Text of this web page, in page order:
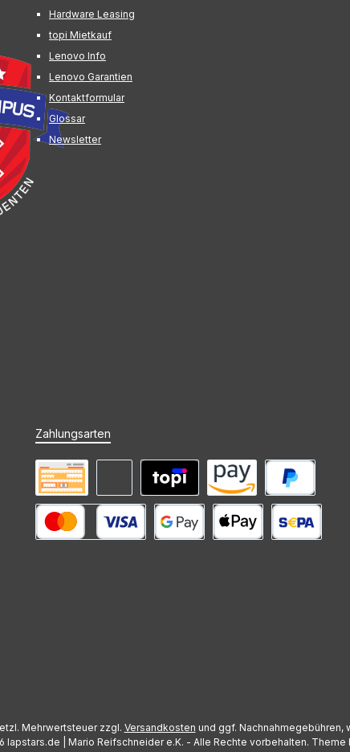
Hardware Leasing
topi Mietkauf
Lenovo Info
Lenovo Garantien
Kontaktformular
Glossar
Newsletter
Zahlungsarten
PayPal
Mieten mit topi Amazon Pay
Vorkasse Rechnung (Zahlungsziel)
Mehrwertsteuer zzgl. Versandkosten und ggf. Nachnahmegebühren,
lapstars.de | Mario Reifschneider e.K. - Alle Rechte vorbehalten. Theme